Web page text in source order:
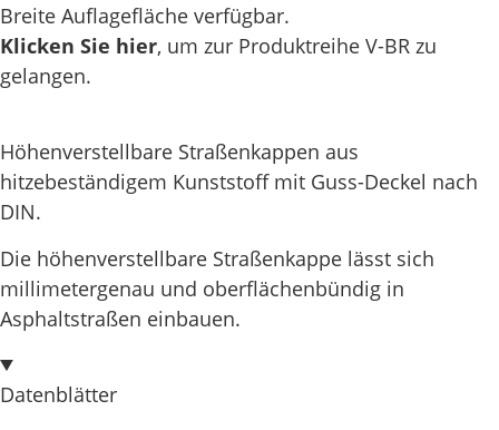
Breite Auflagefläche verfügbar.
Klicken Sie hier, um zur Produktreihe V-BR zu
gelangen.
Höhenverstellbare Straßenkappen aus
hitzebeständigem Kunststoff mit Guss-Deckel nach
DIN.
Die höhenverstellbare Straßenkappe lässt sich
millimetergenau und oberflächenbündig in
Asphaltstraßen einbauen.
Datenblätter